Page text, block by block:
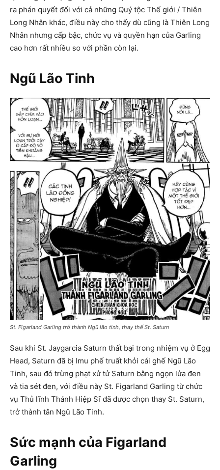
ra phán quyết đối với cả những Quý tộc Thế giới / Thiên
Long Nhân khác, điều này cho thấy dù cũng là Thiên Long
Nhân nhưng cấp bậc, chức vụ và quyền hạn của Garling
cao hơn rất nhiều so với phần còn lại.
Ngũ Lão Tinh
St. Figarland Garling trở thành Ngũ lão tinh, thay thế St. Saturn
Sau khi St. Jaygarcia Saturn thất bại trong nhiệm vụ ở Egg
Head, Saturn đã bị Imu phế truất khỏi cái ghế Ngũ Lão
Tinh, sau đó trừng phạt xử tử Saturn bằng ngọn lửa đen
và tia sét đen, với điều này St. Figarland Garling từ chức
vụ Thủ lĩnh Thánh Hiệp Sĩ đã được chọn thay St. Saturn,
trở thành tân Ngũ Lão Tinh.
Sức mạnh của Figarland
Garling